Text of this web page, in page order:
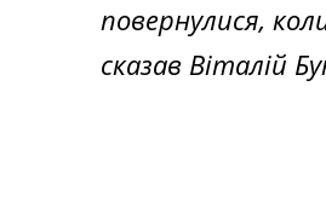
повернулися,
сказав Віталій